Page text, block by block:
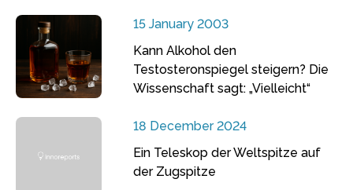
15 January 2003
Kann Alkohol den
Testosteronspiegel steigern? Die
Wissenschaft sagt: „Vielleicht“
18 December 2024
Ein Teleskop der Weltspitze auf
der Zugspitze